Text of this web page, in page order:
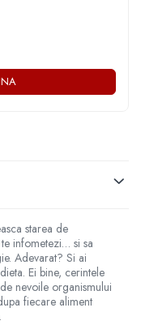
starea de
infometezi… si sa
Adevarat? Si ai
Ei bine, cerintele
nevoile organismului
fiecare aliment